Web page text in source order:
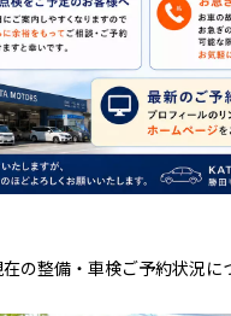
在の整備・車検ご予約状況